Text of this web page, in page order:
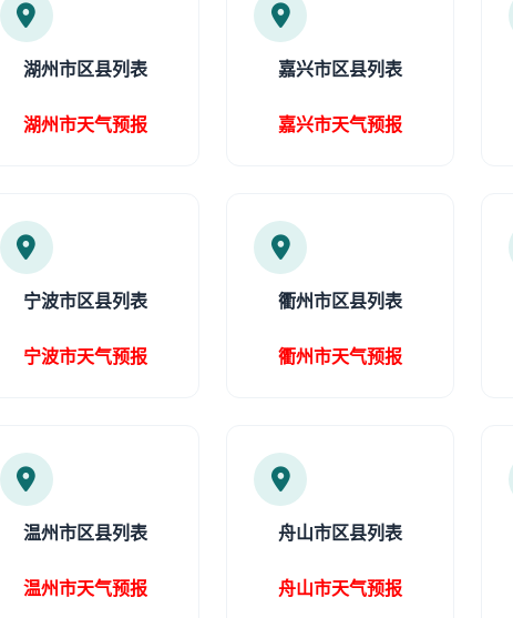
湖州市区县列表
湖州市天气预报
嘉兴市区县列表
嘉兴市天气预报
宁波市区县列表
宁波市天气预报
衢州市区县列表
衢州市天气预报
温州市区县列表
温州市天气预报
舟山市区县列表
舟山市天气预报